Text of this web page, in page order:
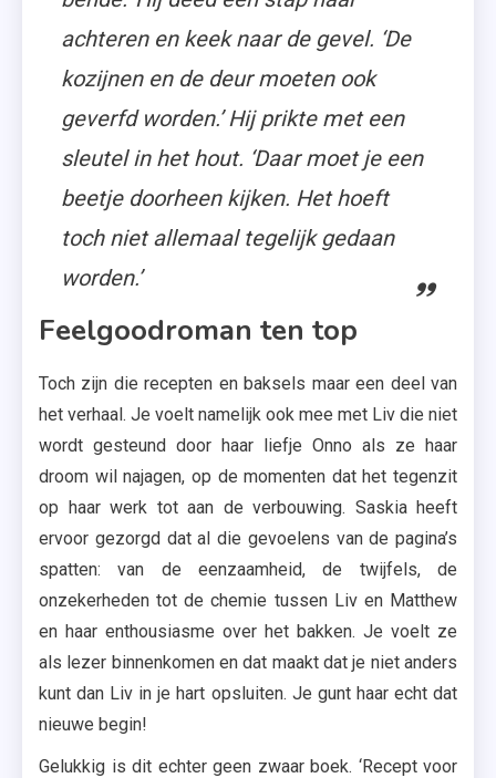
achteren en keek naar de gevel. ‘De
kozijnen en de deur moeten ook
geverfd worden.’ Hij prikte met een
sleutel in het hout. ‘Daar moet je een
beetje doorheen kijken. Het hoeft
toch niet allemaal tegelijk gedaan
worden.’
Feelgoodroman ten top
Toch zijn die recepten en baksels maar een deel van
het verhaal. Je voelt namelijk ook mee met Liv die niet
wordt gesteund door haar liefje Onno als ze haar
droom wil najagen, op de momenten dat het tegenzit
op haar werk tot aan de verbouwing. Saskia heeft
ervoor gezorgd dat al die gevoelens van de pagina’s
spatten: van de eenzaamheid, de twijfels, de
onzekerheden tot de chemie tussen Liv en Matthew
en haar enthousiasme over het bakken. Je voelt ze
als lezer binnenkomen en dat maakt dat je niet anders
kunt dan Liv in je hart opsluiten. Je gunt haar echt dat
nieuwe begin!
Gelukkig is dit echter geen zwaar boek. ‘Recept voor